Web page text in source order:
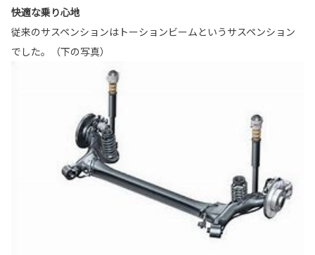
快適な乗り心地
従来のサスペンションはトーションビームというサスペンション
でした。（下の写真）